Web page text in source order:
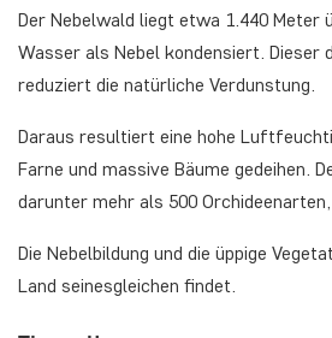
Der Nebelwald liegt etwa 1.440
Wasser als Nebel kondensiert. Dieser
reduziert die natürliche Verdunstung.
Daraus resultiert eine hohe
Farne und massive Bäume gedeihen.
darunter mehr als 500
Die Nebelbildung und die üppige
Land seinesgleichen findet.